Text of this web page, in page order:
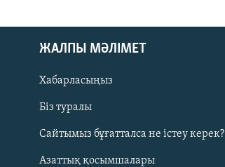
Русский
ЖАЛПЫ МӘЛІМЕТ
Хабарласыңыз
Біз туралы
Сайтымыз бұғатталса не істеу керек?
Азаттық қосымшалары